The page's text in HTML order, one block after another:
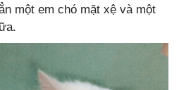
một em chó mặt xệ và một